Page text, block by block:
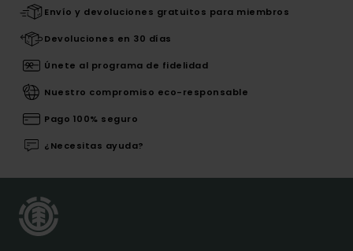
Envío y devoluciones gratuitos para miembros
Devoluciones en 30 días
Únete al programa de fidelidad
Nuestro compromiso eco-responsable
Pago 100% seguro
¿Necesitas ayuda?